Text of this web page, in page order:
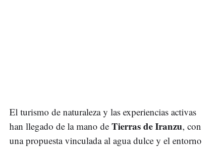
El turismo de naturaleza y las experiencias activas
han llegado de la mano de Tierras de Iranzu, con
una propuesta vinculada al agua dulce y el entorno